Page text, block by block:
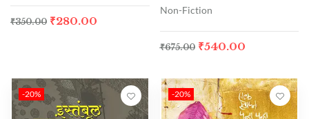
₹350.00 ₹280.00
Non-Fiction
₹675.00 ₹540.00
-20% -20%